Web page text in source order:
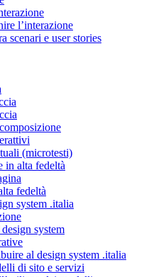
l’interazione
scenari e user stories
(microtesti)
in alta fedeltà
fedeltà
system .italia
system
al design system .italia
di sito e servizi